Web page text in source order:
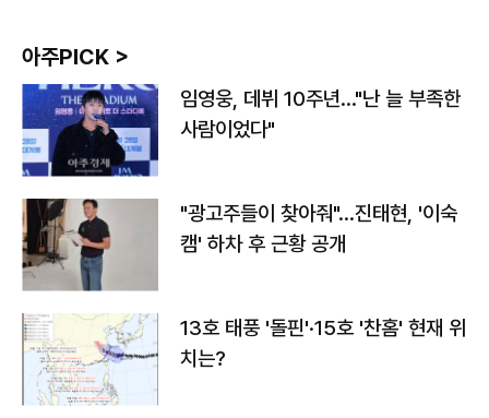
아주PICK >
임영웅, 데뷔 10주년…"난 늘 부족한
사람이었다"
"광고주들이 찾아줘"…진태현, '이숙
캠' 하차 후 근황 공개
13호 태풍 '돌핀'·15호 '찬홈' 현재 위
치는?